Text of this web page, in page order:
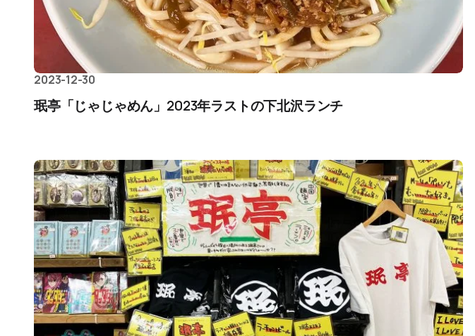
2023-12-30
珉亭「じゃじゃめん」2023年ラストの下北沢ランチ